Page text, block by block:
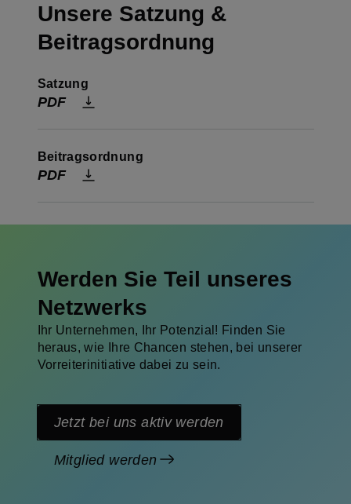
Unsere Satzung &
Beitragsordnung
Satzung
PDF
Beitragsordnung
PDF
Werden Sie Teil unseres
Netzwerks
Ihr Unternehmen, Ihr Potenzial! Finden Sie
heraus, wie Ihre Chancen stehen, bei unserer
Vorreiterinitiative dabei zu sein.
Jetzt bei uns aktiv werden
Mitglied werden